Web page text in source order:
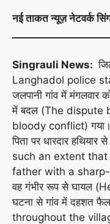
नई ताकत न्यूज़ नेटवर्क
Singrauli News:
Langhadol police
जलपानी गांव में मंगलवार
में बदल (The dispute
bloody conflict) गया।
पिता पर धारदार
such an extent
father with a sharp-
वह गंभीर रूप से घायल
घटना से गांव में दहशत
throughout the